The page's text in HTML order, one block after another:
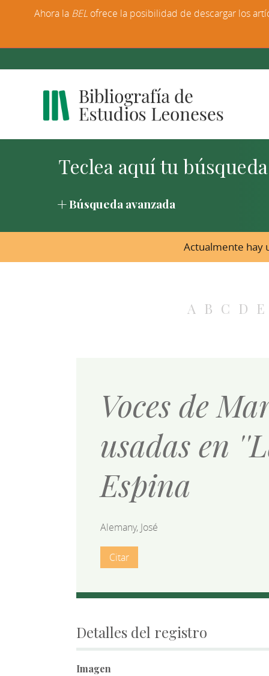
Búsqueda avanzada
Actualmente hay
A B C D E
Voces de
usadas en
Espina
Alemany, José
Citar
Detalles del registro
Imagen
Ahora la BEL ofrece la posibilidad de descargar los